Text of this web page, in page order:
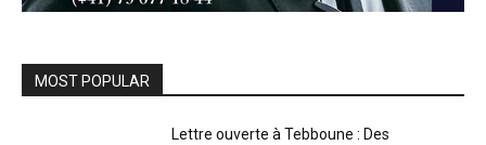
MOST POPULAR
Lettre ouverte à Tebboune : Des